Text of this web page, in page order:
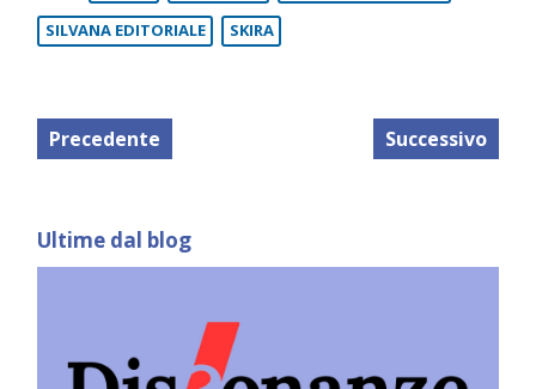
SILVANA EDITORIALE
SKIRA
Precedente Successivo
Ultime dal blog